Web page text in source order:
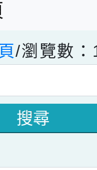
/瀏覽數
搜尋